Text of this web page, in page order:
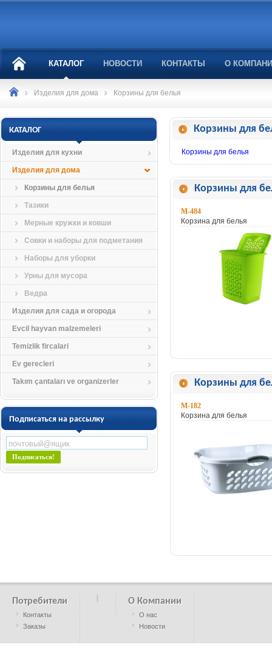
КАТАЛОГ НОВОСТИ КОНТАКТЫ О
Изделия для дома Корзины для белья
КАТАЛОГ
Изделия для кухни
Изделия для дома
Корзины для белья
Тазики
Мерные кружки и ковши
Совки и наборы для подметания
Наборы для уборки
Урны для мусора
Ведра
Изделия для сада и огорода
Evcil hayvan malzemeleri
Temizlik fircalari
Ev gerecleri
Takım çantaları ve organizerler
Подписаться на рассылку
Подписаться!
Корзины для
Корзины для белья
Корзины для
M-484
Корзина для белья
Корзины для
M-182
Корзина для белья
Потребители
Контакты
Заказы
О Компании
О нас
Новости